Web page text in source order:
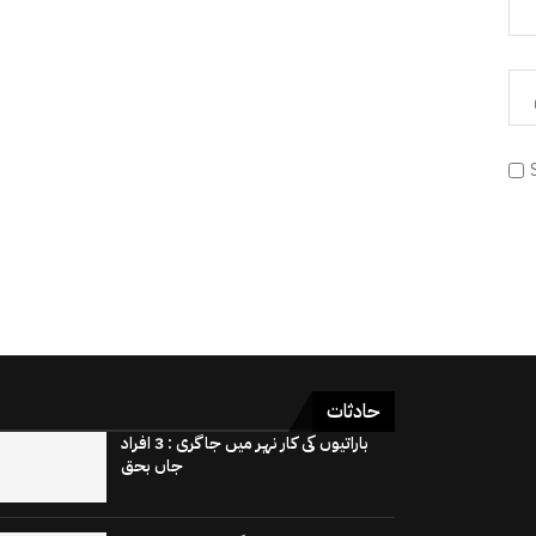
حادثات
باراتیوں کی کار نہر میں جاگری : 3 افراد
جاں بحق